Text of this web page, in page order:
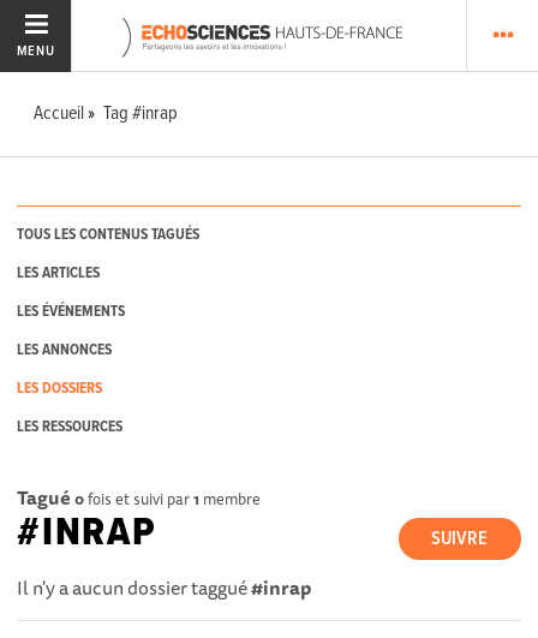
MENU
Accueil Tag #inrap
TOUS LES CONTENUS TAGUÉS
LES ARTICLES
LES ÉVÉNEMENTS
LES ANNONCES
LES DOSSIERS
LES RESSOURCES
Tagué 0fois et suivi par1 membre
SUIVRE
#INRAP
Il n'y a aucun dossier taggué#inrap